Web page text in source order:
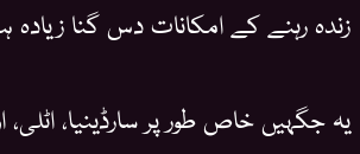
زندہ رہنے کے امکانات دس گنا زیادہ
یہ جگہیں خاص طور پر سارڈینیا، اٹلی،